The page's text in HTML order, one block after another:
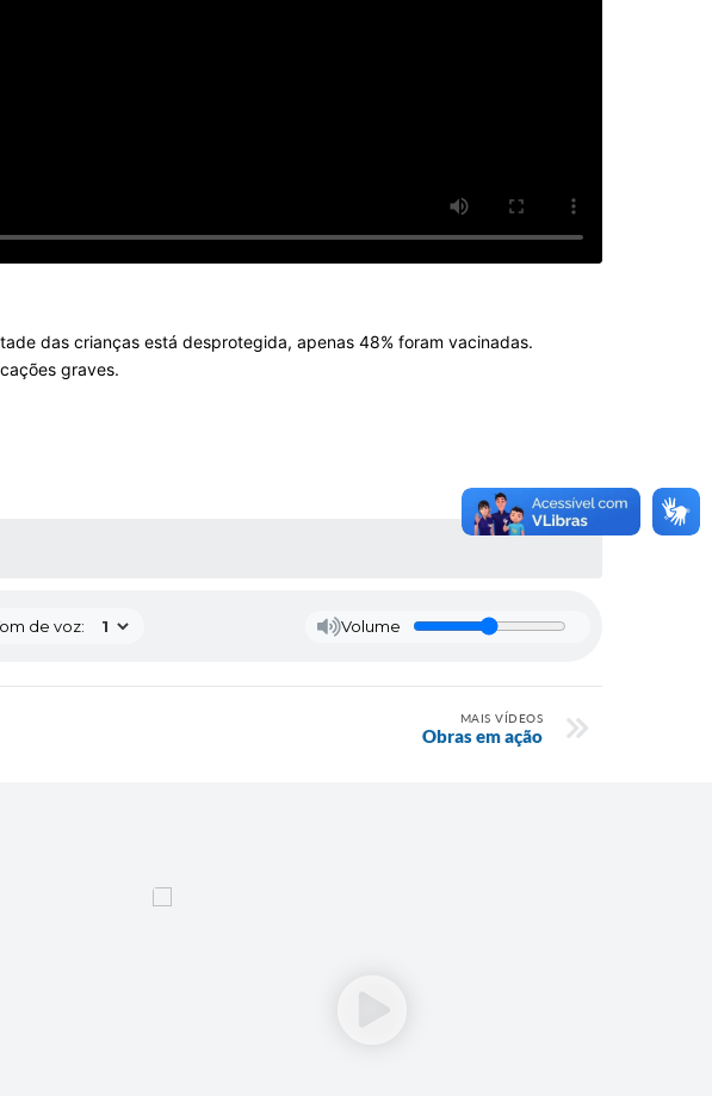
das crianças está desprotegida, apenas 48% foram vacinadas.
graves.
de voz: Volume
MAIS VÍDEOS
Obras em ação